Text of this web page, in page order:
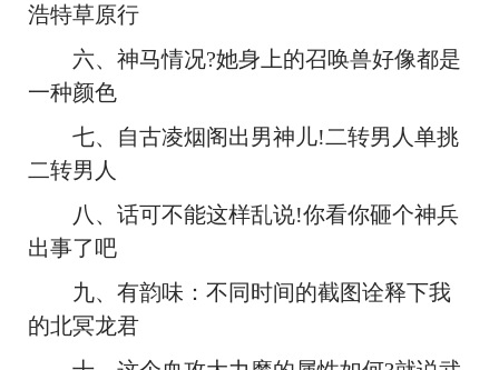
浩特草原行
六、神马情况?她身上的召唤兽好像都是
一种颜色
七、自古凌烟阁出男神儿!二转男人单挑
二转男人
八、话可不能这样乱说!你看你砸个神兵
出事了吧
九、有韵味：不同时间的截图诠释下我
的北冥龙君